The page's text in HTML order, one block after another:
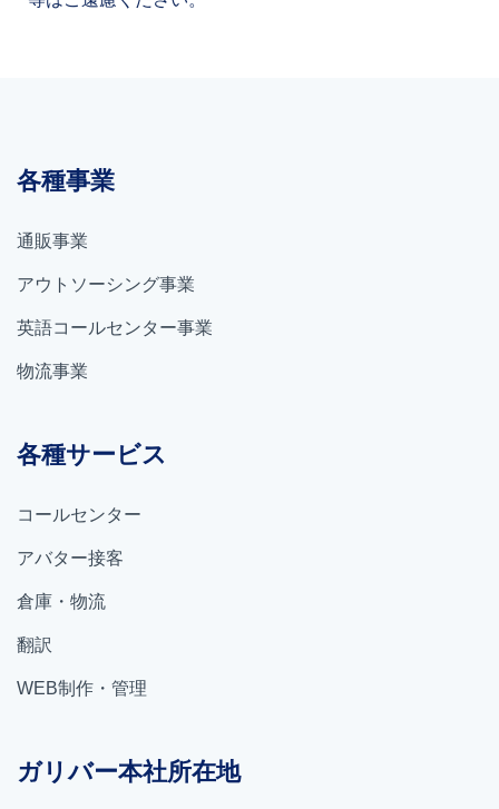
各種事業
通販事業
アウトソーシング事業
英語コールセンター事業
物流事業
各種サービス
コールセンター
アバター接客
倉庫・物流
翻訳
WEB制作・管理
ガリバー本社所在地